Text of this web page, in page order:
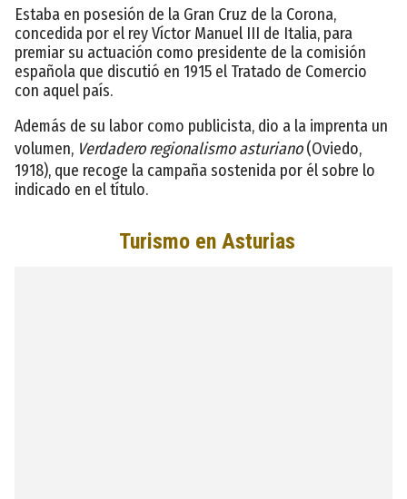
Estaba en posesión de la Gran Cruz de la Corona,
concedida por el rey Víctor Manuel III de Italia, para
premiar su actuación como presidente de la comisión
española que discutió en 1915 el Tratado de Comercio
con aquel país.
Además de su labor como publicista, dio a la imprenta un
volumen, Verdadero regionalismo asturiano(Oviedo,
1918), que recoge la campaña sostenida por él sobre lo
indicado en el título.